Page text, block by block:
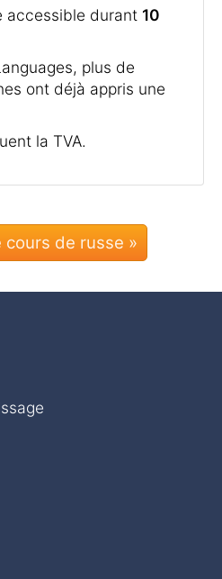
accessible durant 10
plus de
ont déjà appris une
la TVA.
cours de russe »